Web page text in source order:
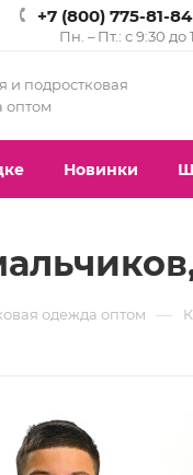
+7 (800) 775-81-84
Пн. – Пт.: с 9:30 до
и подростковая
оптом
Новинки
одежда оптом —